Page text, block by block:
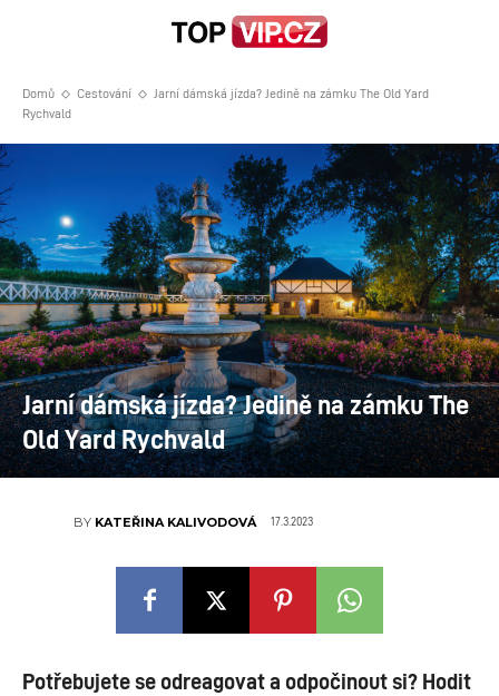
Domů Cestování
Jarní dámská jízda? Jedině na zámku The Old Yard
Rychvald
Jarní dámská jízda? Jedině na zámku The
Old Yard Rychvald
BY KATEŘINA KALIVODOVÁ 17.3.2023
Potřebujete se odreagovat a odpočinout si? Hodit